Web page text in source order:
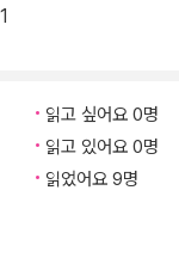
리즈’의 준비 권으
습니다. 연필을 충분
모양을 눈으로 익힌
른 한글’
미있고 빠른(재빠
읽고 싶어요 0명
읽고 있어요 0명
읽었어요 9명